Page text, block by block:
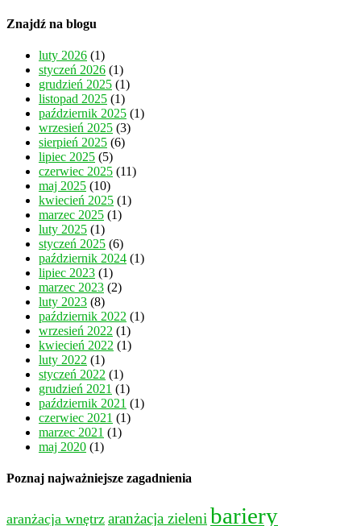
Znajdź na blogu
luty 2026 (1)
styczeń 2026 (1)
grudzień 2025 (1)
listopad 2025 (1)
październik 2025 (1)
wrzesień 2025 (3)
sierpień 2025 (6)
lipiec 2025 (5)
czerwiec 2025 (11)
maj 2025 (10)
kwiecień 2025 (1)
marzec 2025 (1)
luty 2025 (1)
styczeń 2025 (6)
październik 2024 (1)
lipiec 2023 (1)
marzec 2023 (2)
luty 2023 (8)
październik 2022 (1)
wrzesień 2022 (1)
kwiecień 2022 (1)
luty 2022 (1)
styczeń 2022 (1)
grudzień 2021 (1)
październik 2021 (1)
czerwiec 2021 (1)
marzec 2021 (1)
maj 2020 (1)
Poznaj najważniejsze zagadnienia
aranżacja wnętrz aranżacja zieleni bariery